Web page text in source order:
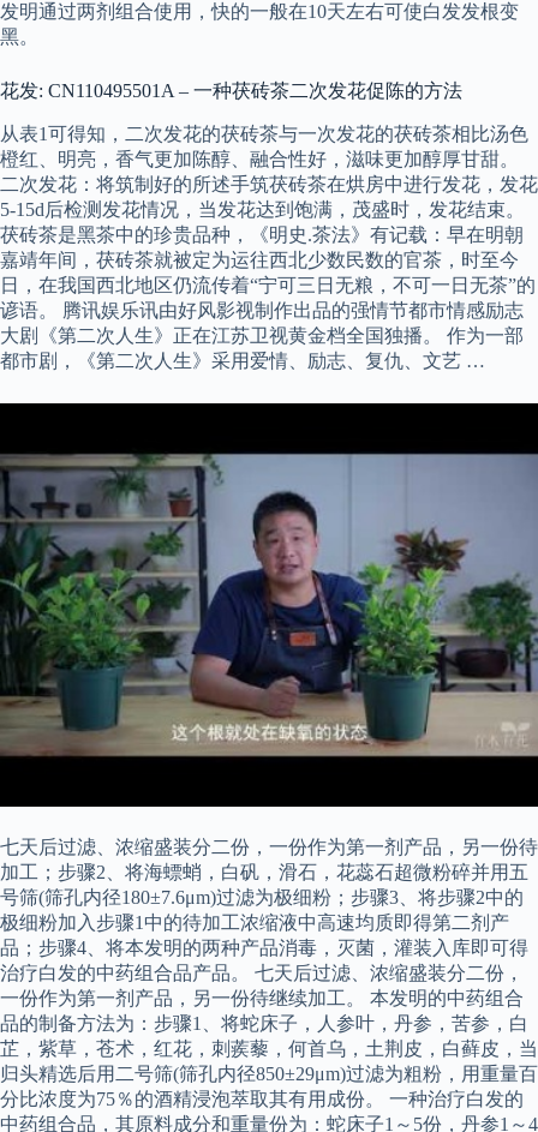
发明通过两剂组合使用，快的一般在10天左右可使白发发根变
黑。
花发: CN110495501A – 一种茯砖茶二次发花促陈的方法
从表1可得知，二次发花的茯砖茶与一次发花的茯砖茶相比汤色
橙红、明亮，香气更加陈醇、融合性好，滋味更加醇厚甘甜。
二次发花：将筑制好的所述手筑茯砖茶在烘房中进行发花，发花
5-15d后检测发花情况，当发花达到饱满，茂盛时，发花结束。
茯砖茶是黑茶中的珍贵品种，《明史.茶法》有记载：早在明朝
嘉靖年间，茯砖茶就被定为运往西北少数民数的官茶，时至今
日，在我国西北地区仍流传着“宁可三日无粮，不可一日无茶”的
谚语。 腾讯娱乐讯由好风影视制作出品的强情节都市情感励志
大剧《第二次人生》正在江苏卫视黄金档全国独播。 作为一部
都市剧，《第二次人生》采用爱情、励志、复仇、文艺 …
七天后过滤、浓缩盛装分二份，一份作为第一剂产品，另一份待
加工；步骤2、将海螵蛸，白矾，滑石，花蕊石超微粉碎并用五
号筛(筛孔内径180±7.6μm)过滤为极细粉；步骤3、将步骤2中的
极细粉加入步骤1中的待加工浓缩液中高速均质即得第二剂产
品；步骤4、将本发明的两种产品消毒，灭菌，灌装入库即可得
治疗白发的中药组合品产品。 七天后过滤、浓缩盛装分二份，
一份作为第一剂产品，另一份待继续加工。 本发明的中药组合
品的制备方法为：步骤1、将蛇床子，人参叶，丹参，苦参，白
芷，紫草，苍术，红花，刺蒺藜，何首乌，土荆皮，白藓皮，当
归头精选后用二号筛(筛孔内径850±29μm)过滤为粗粉，用重量百
分比浓度为75％的酒精浸泡萃取其有用成份。 一种治疗白发的
中药组合品，其原料成分和重量份为：蛇床子1～5份，丹参1～4